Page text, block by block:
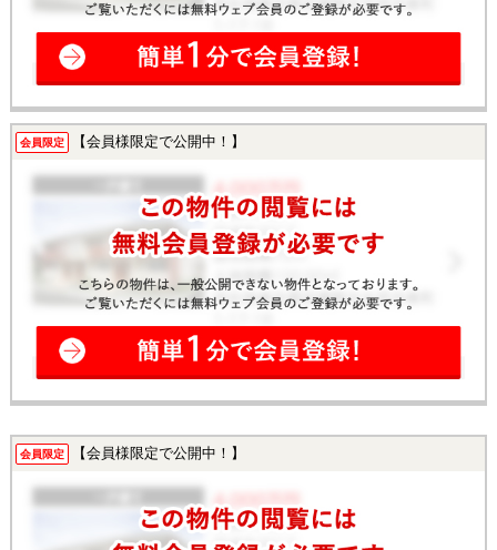
会員限定 【会員様限定で公開中！】
会員限定 【会員様限定で公開中！】